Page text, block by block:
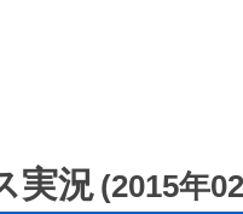
実況 (2015年